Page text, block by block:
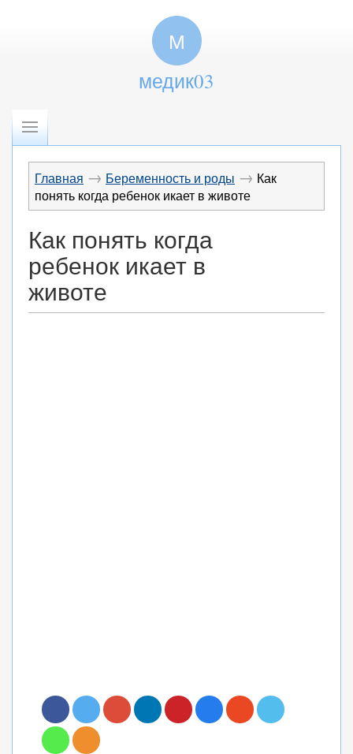
М
медик03
Главная → Беременность и роды → Как
понять когда ребенок икает в животе
Как понять когда
ребенок икает в
животе